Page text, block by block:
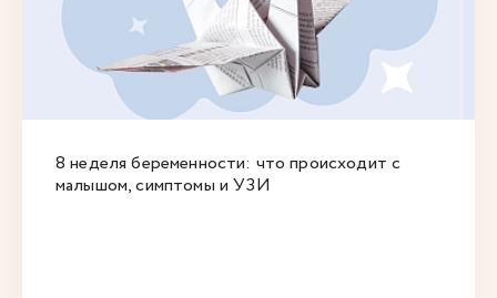
8 неделя беременности: что происходит с
малышом, симптомы и УЗИ